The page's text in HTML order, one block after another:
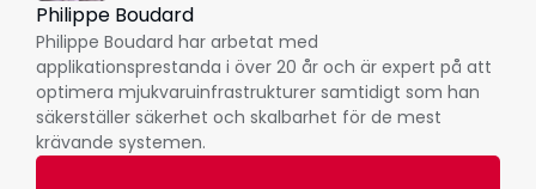
Philippe Boudard
Philippe Boudard har arbetat med
applikationsprestanda i över 20 år och är expert på att
optimera mjukvaruinfrastrukturer samtidigt som han
säkerställer säkerhet och skalbarhet för de mest
krävande systemen.